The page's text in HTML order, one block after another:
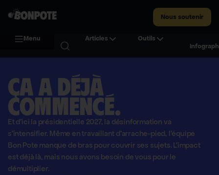
Nous soutenir
Menu Articles
Outils
Ça a déjà
commencé.
Et d'ici la présidentielle 2027, la désinformation va
s'intensifier. Même en travaillant d'arrache-pied, l'équipe
Bon Pote manque de bras pour couvrir ses sujets. L'impact
est déjà là, mais nous avons besoin de vous pour le
démultiplier.